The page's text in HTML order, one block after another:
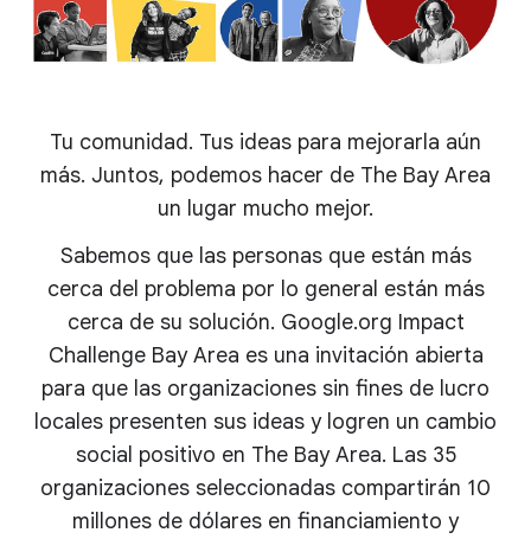
Tu comunidad. Tus ideas para mejorarla aún
más. Juntos, podemos hacer de The Bay Area
un lugar mucho mejor.
Sabemos que las personas que están más
cerca del problema por lo general están más
cerca de su solución. Google.org Impact
Challenge Bay Area es una invitación abierta
para que las organizaciones sin fines de lucro
locales presenten sus ideas y logren un cambio
social positivo en The Bay Area. Las 35
organizaciones seleccionadas compartirán 10
millones de dólares en financiamiento y